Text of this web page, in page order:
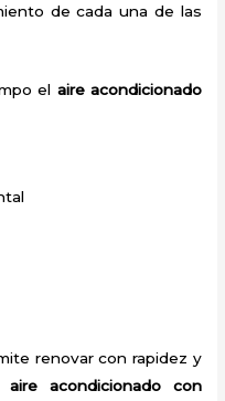
de cada una de las
el aire acondicionado
renovar con rapidez y
aire acondicionado con